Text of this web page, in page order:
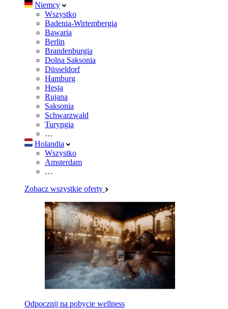
Niemcy
Wszystko
Badenia-Wirtembergia
Bawaria
Berlin
Brandenburgia
Dolna Saksonia
Düsseldorf
Hamburg
Hesja
Rujana
Saksonia
Schwarzwald
Turyngia
…
Holandia
Wszystko
Amsterdam
…
Zobacz wszystkie oferty
Odpocznij na pobycie wellness